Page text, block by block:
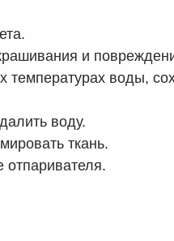
и
температурах воды,
воду.
ткань.